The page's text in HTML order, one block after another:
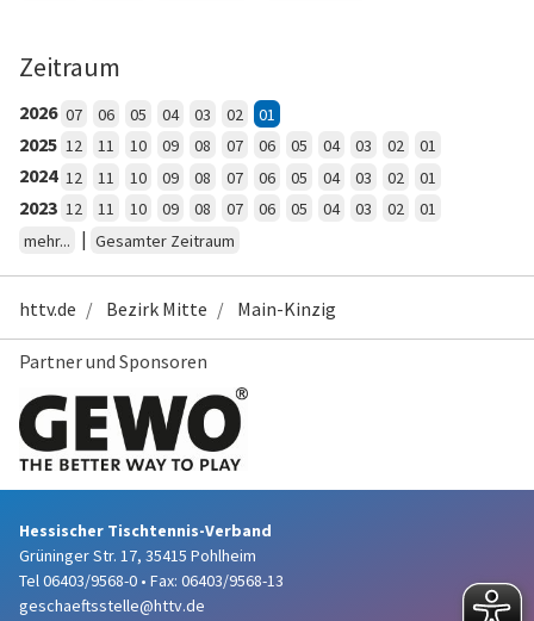
Zeitraum
2026 07 06 05 04 03 02 01
2025 12 11 10 09 08 07 06 05 04 03 02 01
2024 12 11 10 09 08 07 06 05 04 03 02 01
2023 12 11 10 09 08 07 06 05 04 03 02
01
mehr...
| Gesamter Zeitraum
httv.de Bezirk Mitte Main-Kinzig
Partner und Sponsoren
Hessischer Tischtennis-Verband
Grüninger Str. 17, 35415 Pohlheim
Tel 06403/9568-0 • Fax: 06403/9568-13
geschaeftsstelle@httv.de